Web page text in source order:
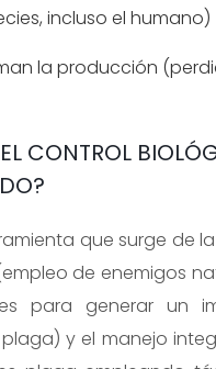
incluso el humano)
la producción
CONTROL
que surge de
de enemigos
para generar un
y el manejo